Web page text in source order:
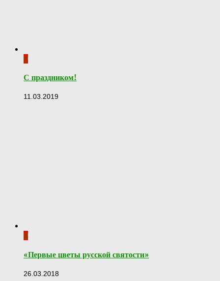
0
С праздником!
11.03.2019
0
«Первые цветы русской святости»
26.03.2018